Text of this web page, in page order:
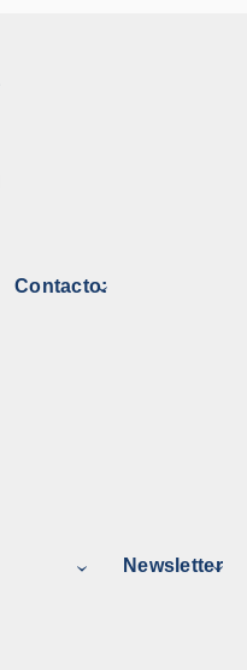
Contacto:
Newsletter